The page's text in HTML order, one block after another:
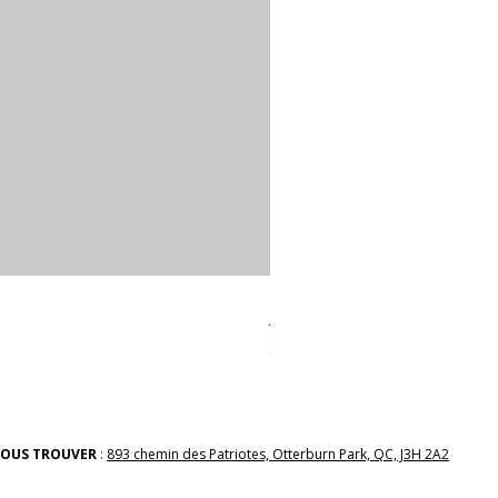
Prix
38,00 $
TROUVER : 893 chemin des Patriotes, Otterburn Park, QC, J3H 2A2